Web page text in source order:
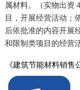
属材料。（实物出资
目，开展经营活动；
后依批准的内容开展
和限制类项目的经营
《建筑节能材料销售